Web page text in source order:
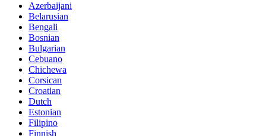
Azerbaijani
Belarusian
Bengali
Bosnian
Bulgarian
Cebuano
Chichewa
Corsican
Croatian
Dutch
Estonian
Filipino
Finnish